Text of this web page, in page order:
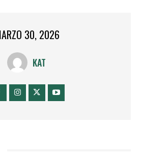
30, 2026
KAT